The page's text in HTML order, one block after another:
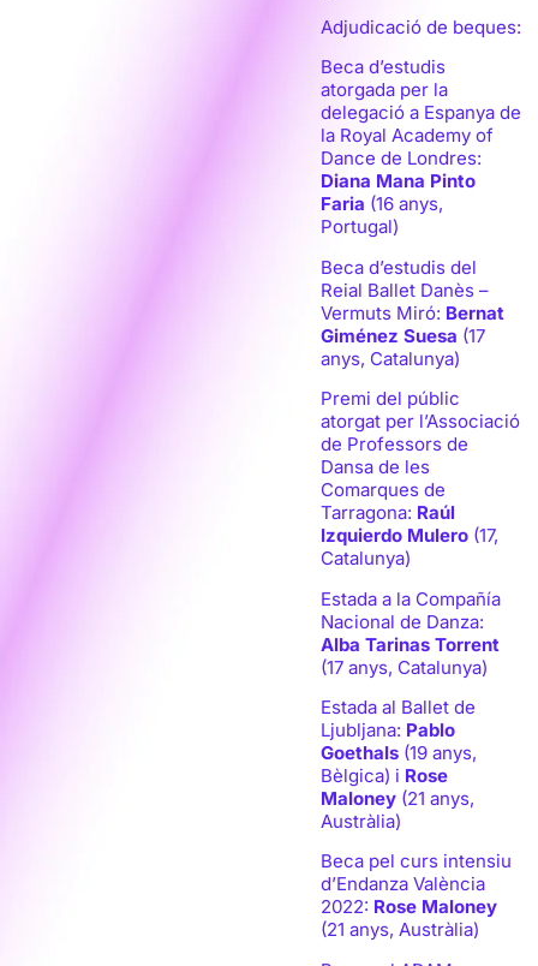
Adjudicació de beques:
Beca d’estudis
atorgada per la
delegació a Espanya de
la Royal Academy of
Dance de Londres:
Diana Mana Pinto
Faria (16 anys,
Portugal)
Beca d’estudis del
Reial Ballet Danès –
Vermuts Miró: Bernat
Giménez Suesa (17
anys, Catalunya)
Premi del públic
atorgat per l’Associació
de Professors de
Dansa de les
Comarques de
Tarragona: Raúl
Izquierdo Mulero (17,
Catalunya)
Estada a la Compañía
Nacional de Danza:
Alba Tarinas Torrent
(17 anys, Catalunya)
Estada al Ballet de
Ljubljana: Pablo
Goethals (19 anys,
Bèlgica) i Rose
Maloney (21 anys,
Austràlia)
Beca pel curs intensiu
d’Endanza València
2022: Rose Maloney
(21 anys, Austràlia)